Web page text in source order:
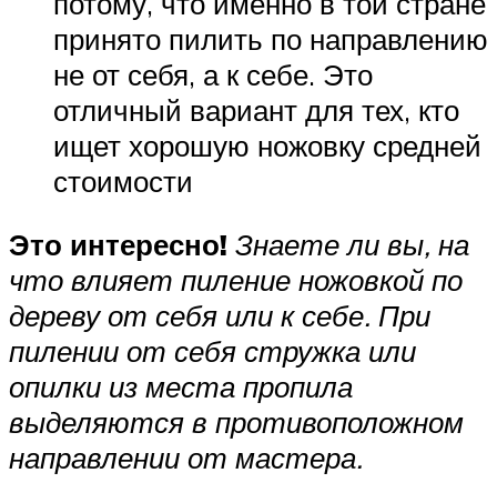
принято пилить по направлению
не от себя, а к себе. Это
отличный вариант для тех, кто
ищет хорошую ножовку средней
стоимости
Это интересно! Знаете ли вы, на
что влияет пиление ножовкой по
дереву от себя или к себе. При
пилении от себя стружка или
опилки из места пропила
выделяются в противоположном
направлении от мастера.